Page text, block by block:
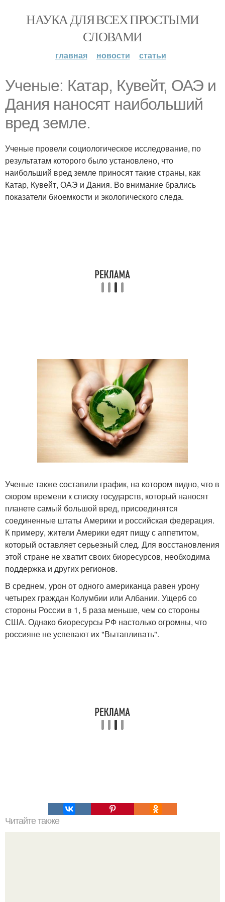
НАУКА ДЛЯ ВСЕХ ПРОСТЫМИ
СЛОВАМИ
главная новости статьи
Ученые: Катар, Кувейт, ОАЭ и
Дания наносят наибольший
вред земле.
Ученые провели социологическое исследование, по
результатам которого было установлено, что
наибольший вред земле приносят такие страны, как
Катар, Кувейт, ОАЭ и Дания. Во внимание брались
показатели биоемкости и экологического следа.
Ученые также составили график, на котором видно, что в
скором времени к списку государств, который наносят
планете самый большой вред, присоединятся
соединенные штаты Америки и российская федерация.
К примеру, жители Америки едят пищу с аппетитом,
который оставляет серьезный след. Для восстановления
этой стране не хватит своих биоресурсов, необходима
поддержка и других регионов.
В среднем, урон от одного американца равен урону
четырех граждан Колумбии или Албании. Ущерб со
стороны России в 1, 5 раза меньше, чем со стороны
США. Однако биоресурсы РФ настолько огромны, что
россияне не успевают их "Вытапливать".
Читайте также